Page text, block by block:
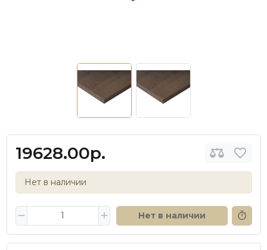
19628.00р.
Нет в наличии
Нет в наличии